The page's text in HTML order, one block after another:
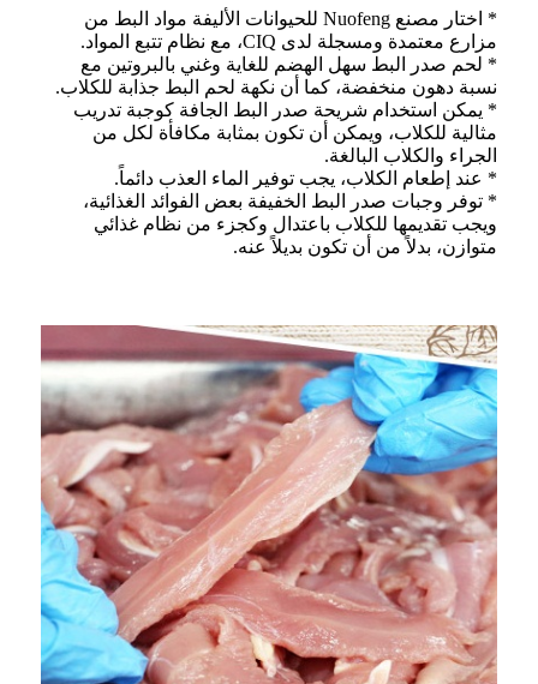
* اختار مصنع Nuofeng للحيوانات الأليفة مواد البط من
مزارع معتمدة ومسجلة لدى CIQ، مع نظام تتبع المواد.
* لحم صدر البط سهل الهضم للغاية وغني بالبروتين مع
نسبة دهون منخفضة، كما أن نكهة لحم البط جذابة للكلاب.
* يمكن استخدام شريحة صدر البط الجافة كوجبة تدريب
مثالية للكلاب، ويمكن أن تكون بمثابة مكافأة لكل من
الجراء والكلاب البالغة.
* عند إطعام الكلاب، يجب توفير الماء العذب دائماً.
* توفر وجبات صدر البط الخفيفة بعض الفوائد الغذائية،
ويجب تقديمها للكلاب باعتدال وكجزء من نظام غذائي
متوازن، بدلاً من أن تكون بديلاً عنه.